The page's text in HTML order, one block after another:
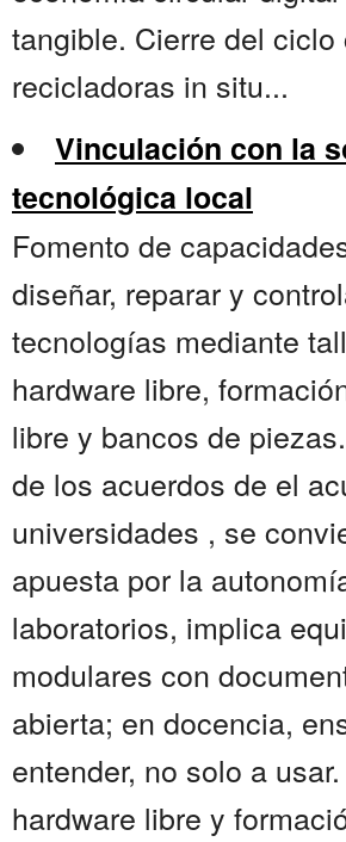
tangible. Cierre del ciclo
recicladoras in situ...
Vinculación con la
tecnológica local
Fomento de
diseñar, reparar y
tecnologías mediante
hardware libre,
libre y bancos de
de los acuerdos de el
universidades , se
apuesta por la
laboratorios, implica
modulares con
abierta; en docencia,
entender, no solo a
hardware libre y